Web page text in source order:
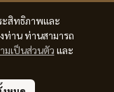
ะสิทธิภาพและ
ท่าน ท่านสามารถ
มเป็นส่วนตัว และ